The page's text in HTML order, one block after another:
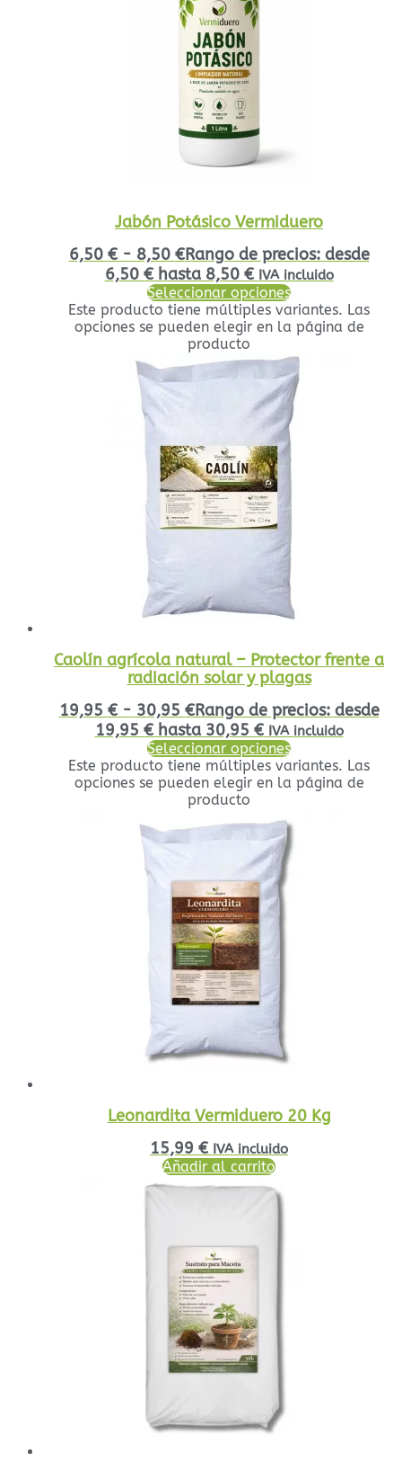
Jabón Potásico Vermiduero
6,50 € - 8,50 €Rango de precios: desde
6,50 € hasta 8,50 € IVA incluido
Seleccionar opciones
Este producto tiene múltiples variantes. Las
opciones se pueden elegir en la página de
producto
Caolín agrícola natural – Protector frente a
radiación solar y plagas
19,95 € - 30,95 €Rango de precios: desde
19,95 € hasta 30,95 € IVA incluido
Seleccionar opciones
Este producto tiene múltiples variantes. Las
opciones se pueden elegir en la página de
producto
Leonardita Vermiduero 20 Kg
15,99 € IVA incluido
Añadir al carrito